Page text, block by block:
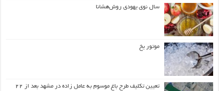
سال نوی یهودی روش‌هشانا
موتور یخ
تعیین تکلیف طرح باغ موسوم به عامل زاده در مشهد بعد از ۲۲